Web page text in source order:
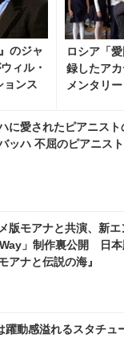
のジャ
ィル・
ョンス
ロシア「
録したア
メンタリ
に愛されたピアニス
ッハ 不屈のピアニス
版モアナと共演、新
」制作裏公開 日本
アナと伝説の海』
躍動感溢れるスタチュ